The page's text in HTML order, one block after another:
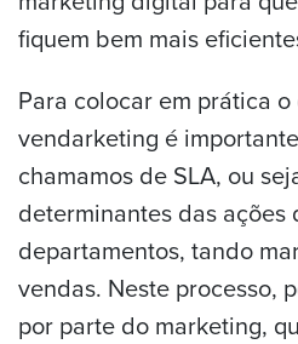
fiquem bem mais
Para colocar em prática
vendarketing é
chamamos de SLA, ou
determinantes das ações
departamentos, tando
vendas. Neste processo,
por parte do marketing,